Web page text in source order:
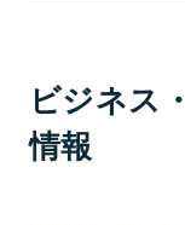
ビジネス
情報